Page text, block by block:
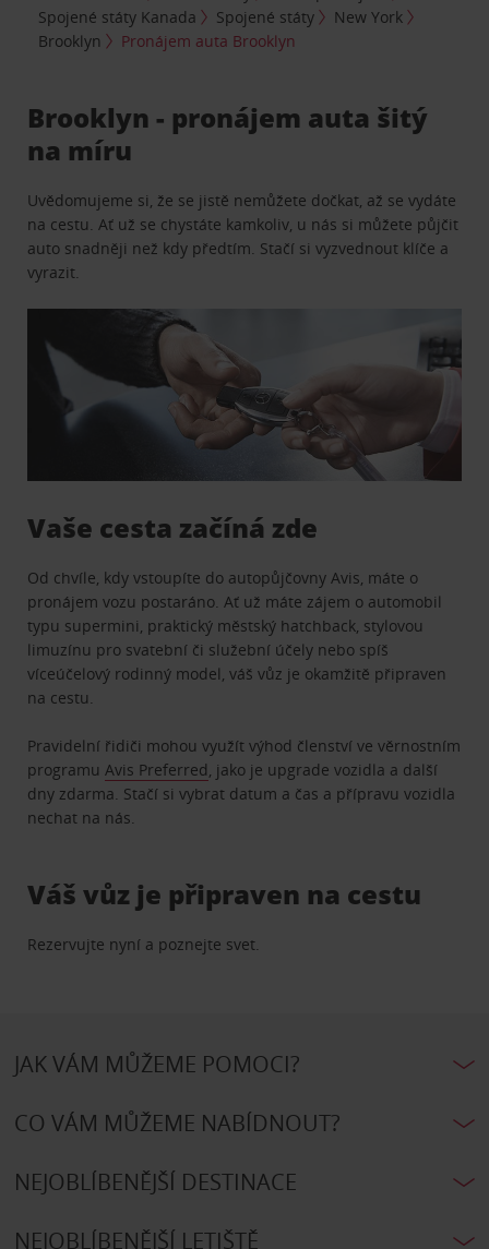
Spojené státy Kanada
Spojené státy
New York
Brooklyn
Pronájem auta Brooklyn
Brooklyn - pronájem auta šitý
na míru
Uvědomujeme si, že se jistě nemůžete dočkat, až se vydáte
na cestu. Ať už se chystáte kamkoliv, u nás si můžete půjčit
auto snadněji než kdy předtím. Stačí si vyzvednout klíče a
vyrazit.
Vaše cesta začíná zde
Od chvíle, kdy vstoupíte do autopůjčovny Avis, máte o
pronájem vozu postaráno. Ať už máte zájem o automobil
typu supermini, praktický městský hatchback, stylovou
limuzínu pro svatební či služební účely nebo spíš
víceúčelový rodinný model, váš vůz je okamžitě připraven
na cestu.
Pravidelní řidiči mohou využít výhod členství ve věrnostním
programuAvis Preferred, jako je upgrade vozidla a další
dny zdarma. Stačí si vybrat datum a čas a přípravu vozidla
nechat na nás.
Váš vůz je připraven na cestu
Rezervujte nyní a poznejte svet.
JAK VÁM MŮŽEME POMOCI?
CO VÁM MŮŽEME NABÍDNOUT?
NEJOBLÍBENĚJŠÍ DESTINACE
NEJOBLÍBENĚJŠÍ LETIŠTĚ